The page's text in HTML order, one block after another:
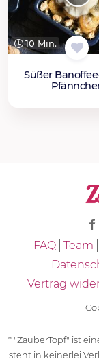
10 Min.
Süßer
FAQ Team
Vertrag
* "ZauberTopf" ist
steht in keinerlei